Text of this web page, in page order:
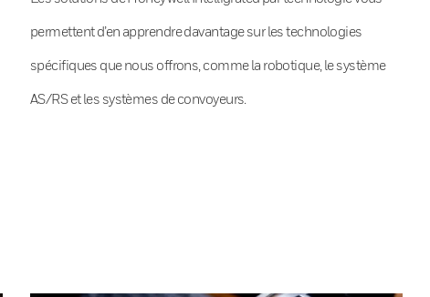
permettent d’en apprendre davantage sur les technologies
spécifiques que nous offrons, comme la robotique, le système
AS/RS et les systèmes de convoyeurs.